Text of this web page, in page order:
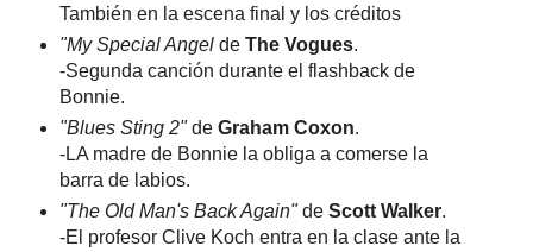
También en la escena final y los créditos
"My Special Angelde The Vogues.
-Segunda canción durante el flashback de
Bonnie.
"Blues Sting 2"de Graham Coxon.
-LA madre de Bonnie la obliga a comerse la
barra de labios.
"The Old Man's Back Again"de Scott Walker.
-El profesor Clive Koch entra en la clase ante la